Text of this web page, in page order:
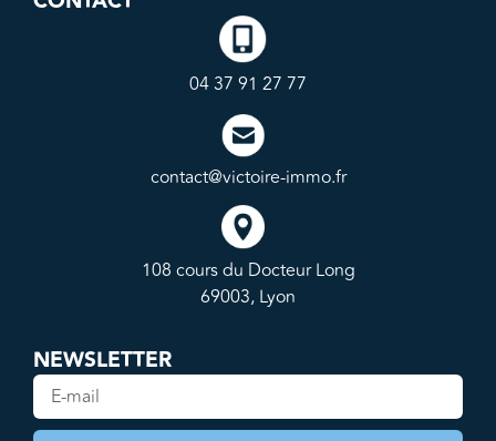
04 37 91 27 77
contact@victoire-immo.fr
108 cours du Docteur Long
69003, Lyon
NEWSLETTER